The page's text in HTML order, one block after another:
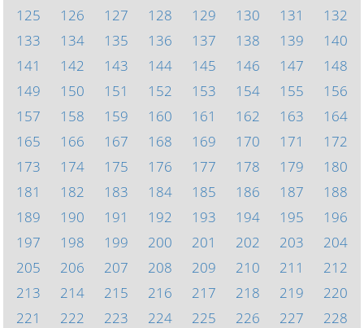
125
126 127 128 129 130 131
132
133
134 135 136 137 138 139
140
141
142 143 144 145 146 147
148
149
150 151 152 153 154 155
156
157
158 159 160 161 162 163
164
165
166 167 168 169 170 171
172
173
174 175 176 177 178 179
180
181
182 183 184 185 186 187
188
189
190 191 192 193 194 195
196
197
198 199 200 201 202 203
204
205
206 207 208 209 210 211
212
213
214 215 216 217 218 219
220
221
222 223 224 225 226 227
228